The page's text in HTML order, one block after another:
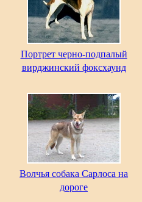
Портрет черно-подпалый
вирджинский фоксхаунд
Волчья собака Сарлоса на
дороге